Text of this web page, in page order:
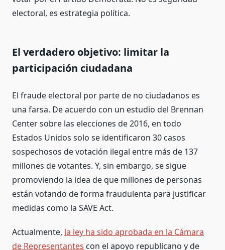
electoral, es estrategia política.
El verdadero objetivo: limitar la
participación ciudadana
El fraude electoral por parte de no ciudadanos es
una farsa. De acuerdo con un estudio del Brennan
Center sobre las elecciones de 2016, en todo
Estados Unidos solo se identificaron 30 casos
sospechosos de votación ilegal entre más de 137
millones de votantes. Y, sin embargo, se sigue
promoviendo la idea de que millones de personas
están votando de forma fraudulenta para justificar
medidas como la SAVE Act.
Actualmente, la ley ha sido aprobada en la Cámara
de Representantes con el apoyo republicano y de